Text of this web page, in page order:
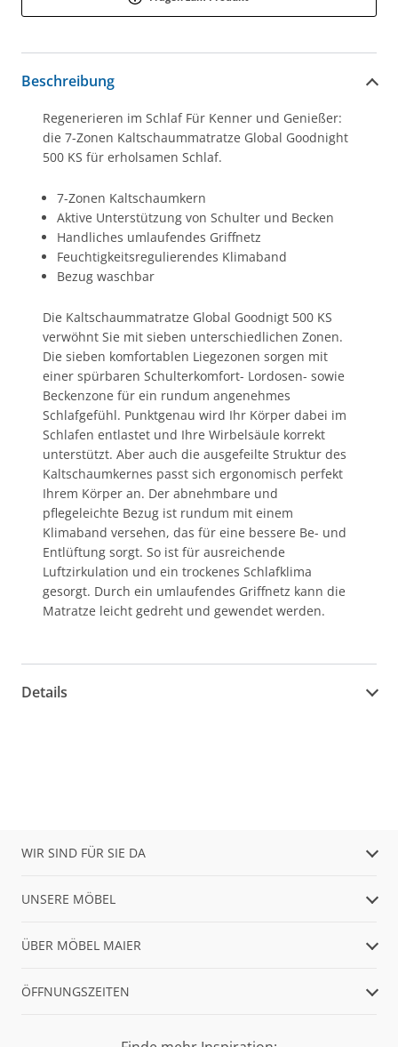
Beschreibung
Regenerieren im Schlaf Für Kenner und Genießer:
die 7-Zonen Kaltschaummatratze Global Goodnight
500 KS für erholsamen Schlaf.
7-Zonen Kaltschaumkern
Aktive Unterstützung von Schulter und Becken
Handliches umlaufendes Griffnetz
Feuchtigkeitsregulierendes Klimaband
Bezug waschbar
Die Kaltschaummatratze Global Goodnigt 500 KS
verwöhnt Sie mit sieben unterschiedlichen Zonen.
Die sieben komfortablen Liegezonen sorgen mit
einer spürbaren Schulterkomfort- Lordosen- sowie
Beckenzone für ein rundum angenehmes
Schlafgefühl. Punktgenau wird Ihr Körper dabei im
Schlafen entlastet und Ihre Wirbelsäule korrekt
unterstützt. Aber auch die ausgefeilte Struktur des
Kaltschaumkernes passt sich ergonomisch perfekt
Ihrem Körper an. Der abnehmbare und
pflegeleichte Bezug ist rundum mit einem
Klimaband versehen, das für eine bessere Be- und
Entlüftung sorgt. So ist für ausreichende
Luftzirkulation und ein trockenes Schlafklima
gesorgt. Durch ein umlaufendes Griffnetz kann die
Matratze leicht gedreht und gewendet werden.
Details
WIR SIND FÜR SIE DA
UNSERE MÖBEL
ÜBER MÖBEL MAIER
ÖFFNUNGSZEITEN